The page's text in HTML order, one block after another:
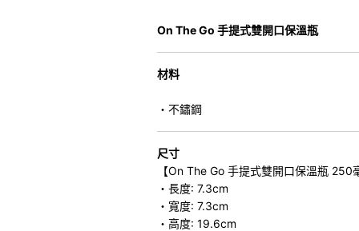
On The Go 手提式雙開口保溫瓶
材料
・不鏽鋼
尺寸
【On The Go 手提式雙開口保溫瓶 250
・長度: 7.3cm
・寬度: 7.3cm
・高度: 19.6cm